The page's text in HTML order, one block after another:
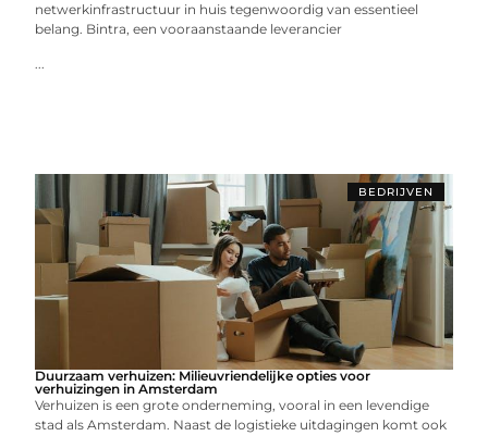
netwerkinfrastructuur in huis tegenwoordig van essentieel
belang. Bintra, een vooraanstaande leverancier
...
BEDRIJVEN
Duurzaam verhuizen: Milieuvriendelijke opties voor
verhuizingen in Amsterdam
Verhuizen is een grote onderneming, vooral in een levendige
stad als Amsterdam. Naast de logistieke uitdagingen komt ook